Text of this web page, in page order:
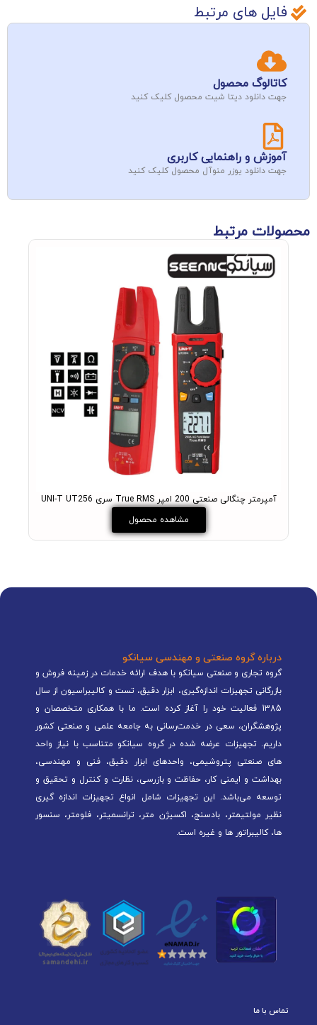
فایل های مرتبط
کاتالوگ محصول
جهت دانلود دیتا شیت محصول کلیک کنید
آموزش و راهنمایی کاربری
جهت دانلود یوزر منوآل محصول کلیک کنید
محصولات مرتبط
آمپرمتر چنگالی صنعتی 200 امپر True RMS سری UNI-T UT256
مشاهده محصول
درباره گروه صنعتی و مهندسی سیانکو
گروه تجاری و صنعتی سیانکو با هدف ارائه خدمات در زمینه فروش و
بازرگانی تجهیزات اندازه‌گیری، ابزار دقیق، تست و کالیبراسیون از سال
1385 فعالیت خود را آغاز کرده است. ما با همکاری متخصصان و
پژوهشگران، سعی در خدمت‌رسانی به جامعه علمی و صنعتی کشور
داریم. تجهیزات عرضه شده در گروه سیانکو متناسب با نیاز واحد
های صنعتی پتروشیمی، واحدهای ابزار دقیق، فنی و مهندسی،
بهداشت و ایمنی کار، حفاظت و بازرسی، نظارت و کنترل و تحقیق و
توسعه می‌باشد. این تجهیزات شامل انواع تجهیزات اندازه گیری
نظیر مولتیمتر، بادسنج، اکسیژن متر، ترانسمیتر، فلومتر، سنسور
ها، کالیبراتور ها و غیره است.
تماس با ما